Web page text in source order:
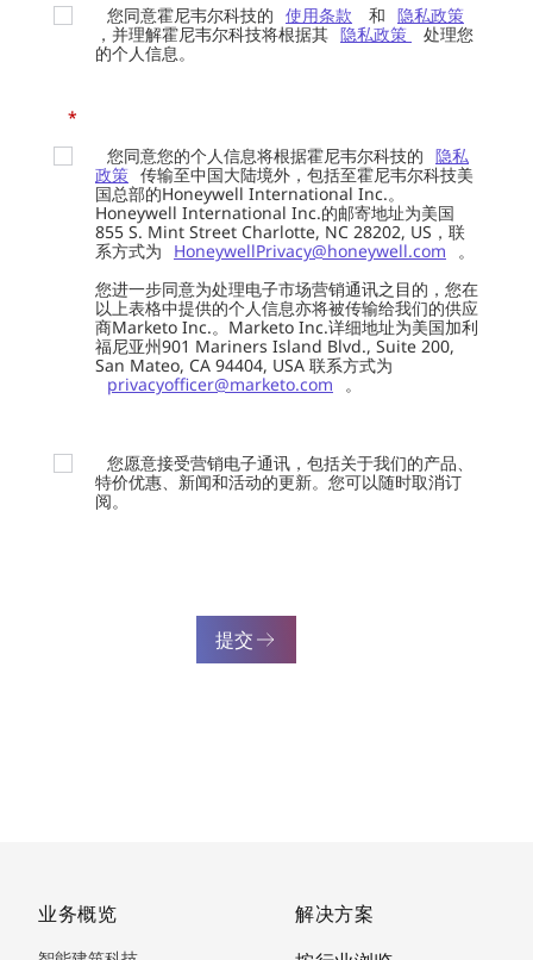
您同意霍尼韦尔科技的 使用条款 和 隐私政策
，并理解霍尼韦尔科技将根据其 隐私政策
处理您
的个人信息。
*
您同意您的个人信息将根据霍尼韦尔科技的 隐私
政策 传输至中国大陆境外，包括至霍尼韦尔科技美
国总部的Honeywell International Inc.。
Honeywell International Inc.的邮寄地址为美国
855 S. Mint Street Charlotte, NC 28202, US，联
系方式为
HoneywellPrivacy@honeywell.com
。
您进一步同意为处理电子市场营销通讯之目的，您在
以上表格中提供的个人信息亦将被传输给我们的供应
商Marketo Inc.。Marketo Inc.详细地址为美国加利
福尼亚州901 Mariners Island Blvd., Suite 200,
San Mateo, CA 94404, USA 联系方式为
privacyofficer@marketo.com
。
您愿意接受营销电子通讯，包括关于我们的产品、
特价优惠、新闻和活动的更新。您可以随时取消订
阅。
提交
业务概览
解决方案